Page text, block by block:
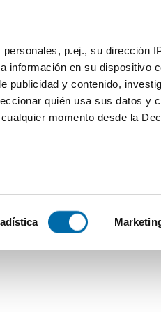
p.ej., su dirección
información en su dispositivo
publicidad y contenido,
quién usa sus datos y
momento desde la
buscar características
personales y establezca sus
Mais filtros - 1